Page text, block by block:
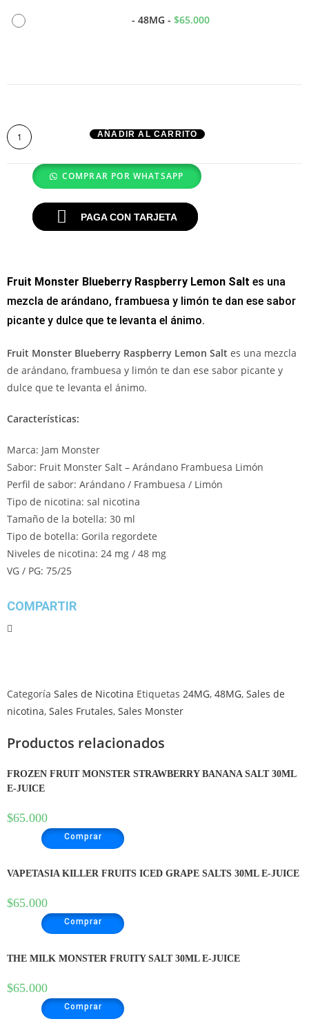
- 48MG - $65.000
AÑADIR AL CARRITO
COMPRAR POR WHATSAPP
PAGA CON TARJETA
Fruit Monster Blueberry Raspberry Lemon Salt es una
mezcla de arándano, frambuesa y limón te dan ese sabor
picante y dulce que te levanta el ánimo.
Fruit Monster Blueberry Raspberry Lemon Salt es una mezcla
de arándano, frambuesa y limón te dan ese sabor picante y
dulce que te levanta el ánimo.
Características:
Marca: Jam Monster
Sabor: Fruit Monster Salt – Arándano Frambuesa Limón
Perfil de sabor: Arándano / Frambuesa / Limón
Tipo de nicotina: sal nicotina
Tamaño de la botella: 30 ml
Tipo de botella: Gorila regordete
Niveles de nicotina: 24 mg / 48 mg
VG / PG: 75/25
COMPARTIR
Categoría Sales de Nicotina Etiquetas 24MG, 48MG, Sales de
nicotina, Sales Frutales, Sales Monster
Productos relacionados
FROZEN FRUIT MONSTER STRAWBERRY BANANA SALT 30ML
E-JUICE
$65.000
Comprar
VAPETASIA KILLER FRUITS ICED GRAPE SALTS 30ML E-JUICE
$65.000
Comprar
THE MILK MONSTER FRUITY SALT 30ML E-JUICE
$65.000
Comprar